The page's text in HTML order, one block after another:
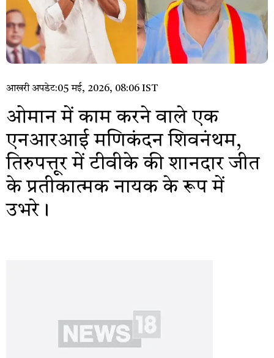
आखरी अपडेट:05 मई, 2026, 08:06 IST
ओमान में काम करने वाले एक
एनआरआई मणिकंदन शिवनंथम,
तिरुपत्तूर में टीवीके की शानदार जीत
के प्रतीकात्मक नायक के रूप में
उभरे।